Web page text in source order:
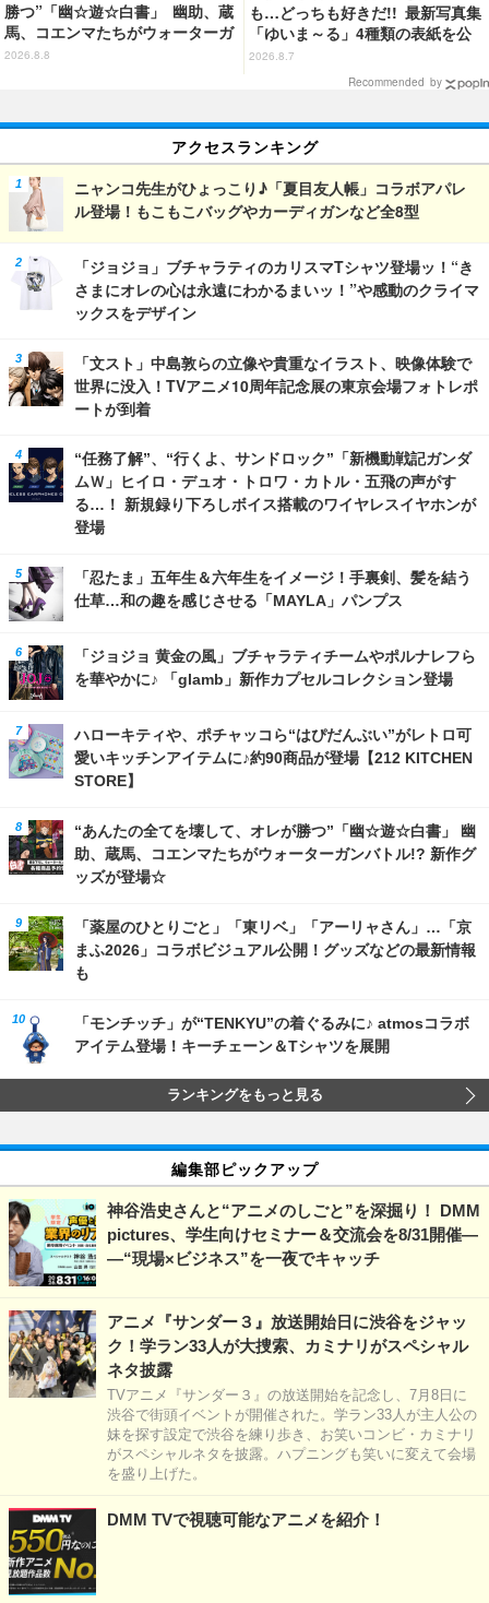
勝つ”「幽☆遊☆白書」 幽助、蔵
馬、コエンマたちがウォーターガ
ンバトル!? 新作グッズが登場☆
2026.8.8
も…どっちも好きだ!! 最新写真集
「ゆいま～る」4種類の表紙を公
開！「成長した私の姿を楽しんで
2026.8.7
Recommended by
アクセスランキング
ニャンコ先生がひょっこり♪「夏目友人帳」コラボアパレ
ル登場！もこもこバッグやカーディガンなど全8型
「ジョジョ」ブチャラティのカリスマTシャツ登場ッ！“き
さまにオレの心は永遠にわかるまいッ！”や感動のクライマ
ックスをデザイン
「文スト」中島敦らの立像や貴重なイラスト、映像体験で
世界に没入！TVアニメ10周年記念展の東京会場フォトレポ
ートが到着
“任務了解”、“行くよ、サンドロック”「新機動戦記ガンダ
ムＷ」ヒイロ・デュオ・トロワ・カトル・五飛の声がす
る…！ 新規録り下ろしボイス搭載のワイヤレスイヤホンが
登場
「忍たま」五年生＆六年生をイメージ！手裏剣、髪を結う
仕草…和の趣を感じさせる「MAYLA」パンプス
「ジョジョ 黄金の風」ブチャラティチームやポルナレフら
を華やかに♪ 「glamb」新作カプセルコレクション登場
ハローキティや、ポチャッコら“はぴだんぶい”がレトロ可
愛いキッチンアイテムに♪約90商品が登場【212 KITCHEN
STORE】
“あんたの全てを壊して、オレが勝つ”「幽☆遊☆白書」 幽
助、蔵馬、コエンマたちがウォーターガンバトル!? 新作グ
ッズが登場☆
「薬屋のひとりごと」「東リベ」「アーリャさん」…「京
まふ2026」コラボビジュアル公開！グッズなどの最新情報
も
「モンチッチ」が“TENKYU”の着ぐるみに♪ atmosコラボ
アイテム登場！キーチェーン＆Tシャツを展開
ランキングをもっと見る
編集部ピックアップ
神谷浩史さんと“アニメのしごと”を深掘り！ DMM
pictures、学生向けセミナー＆交流会を8/31開催―
―“現場×ビジネス”を一夜でキャッチ
アニメ『サンダー３』放送開始日に渋谷をジャッ
ク！学ラン33人が大捜索、カミナリがスペシャル
ネタ披露
TVアニメ『サンダー３』の放送開始を記念し、7月8日に
渋谷で街頭イベントが開催された。学ラン33人が主人公の
妹を探す設定で渋谷を練り歩き、お笑いコンビ・カミナリ
がスペシャルネタを披露。ハプニングも笑いに変えて会場
を盛り上げた。
DMM TVで視聴可能なアニメを紹介！